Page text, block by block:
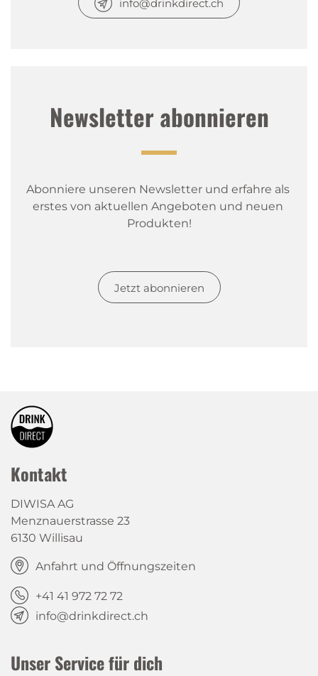
info@drinkdirect.ch
Newsletter abonnieren
Abonniere unseren Newsletter und erfahre als
erstes von aktuellen Angeboten und neuen
Produkten!
Jetzt abonnieren
Kontakt
DIWISA AG
Menznauerstrasse 23
6130 Willisau
Anfahrt und Öffnungszeiten
+41 41 972 72 72
info@drinkdirect.ch
Unser Service für dich